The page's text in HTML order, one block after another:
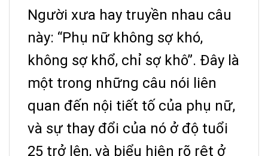
Người xưa hay truyền nhau câu
này: “Phụ nữ không sợ khó,
không sợ khổ, chỉ sợ khô”. Đây là
một trong những câu nói liên
quan đến nội tiết tố của phụ nữ,
và sự thay đổi của nó ở độ tuổi
25 trở lên, và biểu hiện rõ rệt ở